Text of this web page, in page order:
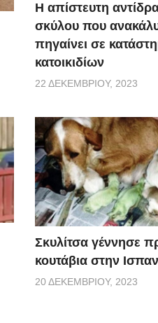
Η απίστευτη
σκύλου που
πηγαίνει σε
κατοικιδίων
22 ΔΕΚΕΜΒΡΊΟΥ, 2023
Σκυλίτσα γέννησε
κουτάβια στην
20 ΔΕΚΕΜΒΡΊΟΥ, 2023